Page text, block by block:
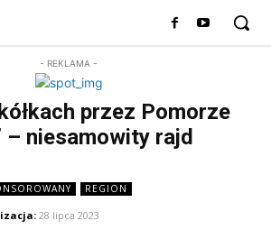
- REKLAMA -
przez Pomorze
– niesamowity rajd
REGION
28 lipca 2023